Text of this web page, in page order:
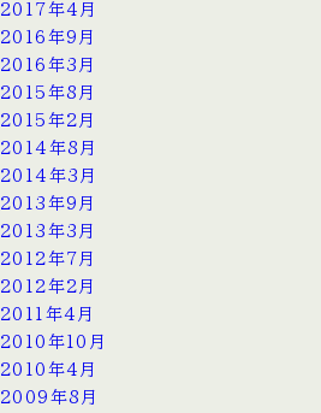
2017年4月
2016年9月
2016年3月
2015年8月
2015年2月
2014年8月
2014年3月
2013年9月
2013年3月
2012年7月
2012年2月
2011年4月
2010年10月
2010年4月
2009年8月